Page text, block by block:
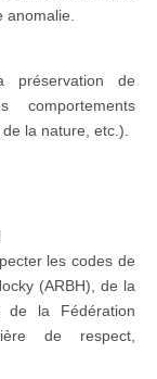
anomalie.
de
comportements
la nature, etc.).
les codes de
(ARBH), de la
de la Fédération
de respect,